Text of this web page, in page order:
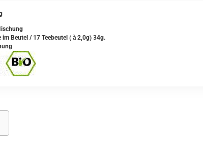
im Beutel / 17 Teebeutel ( à 2,0g) 34g.